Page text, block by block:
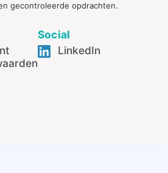
gecontroleerde opdrachten.
Social
LinkedIn